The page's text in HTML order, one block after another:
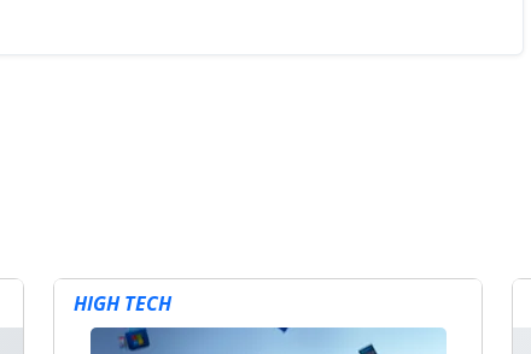
HIGH TECH